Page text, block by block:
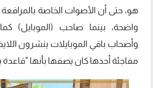
هو، حتى أن الأصوات الخاصة
واضحة، بينما صاحب (الموبايل)
وأصحاب باقي الموبايلات ينشرون
مفاجئة أحدها كان يصفها بأنها "قاعدة